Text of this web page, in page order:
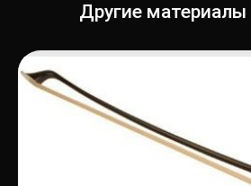
Другие материалы